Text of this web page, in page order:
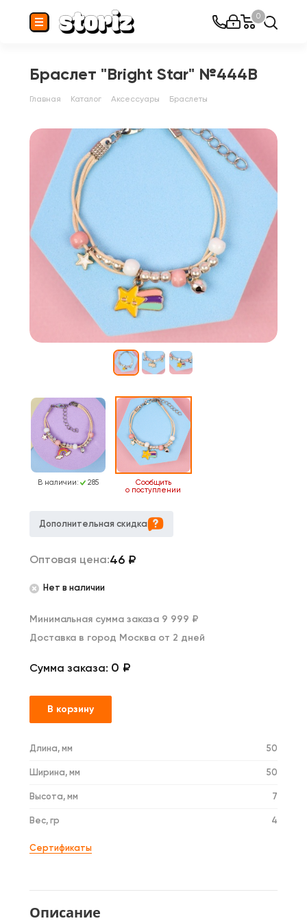
0
Браслет "Bright Star" №444В
Главная Каталог Аксессуары Браслеты
В наличии: 285
Сообщить
о поступлении
Дополнительная скидка
Оптовая цена:46 ₽
Нет в наличии
Минимальная сумма заказа 9 999 ₽
Доставка в город Москва от 2 дней
Сумма заказа: 0 ₽
В корзину
Длина, мм 50
Ширина, мм 50
Высота, мм 7
Вес, гр 4
Сертификаты
Описание